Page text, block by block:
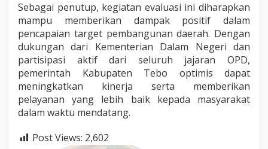
Sebagai penutup, kegiatan evaluasi ini diharapkan
mampu memberikan dampak positif dalam
pencapaian target pembangunan daerah. Dengan
dukungan dari Kementerian Dalam Negeri dan
partisipasi aktif dari seluruh jajaran OPD,
pemerintah Kabupaten Tebo optimis dapat
meningkatkan kinerja serta memberikan
pelayanan yang lebih baik kepada masyarakat
dalam waktu mendatang.
Post Views: 2,602